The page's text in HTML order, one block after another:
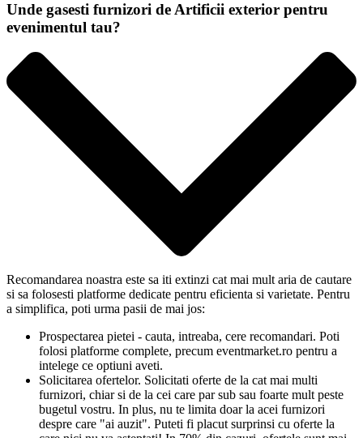
Unde gasesti furnizori de Artificii exterior pentru
evenimentul tau?
Recomandarea noastra este sa iti extinzi cat mai mult aria de cautare
si sa folosesti platforme dedicate pentru eficienta si varietate. Pentru
a simplifica, poti urma pasii de mai jos:
Prospectarea pietei - cauta, intreaba, cere recomandari. Poti
folosi platforme complete, precum eventmarket.ro pentru a
intelege ce optiuni aveti.
Solicitarea ofertelor. Solicitati oferte de la cat mai multi
furnizori, chiar si de la cei care par sub sau foarte mult peste
bugetul vostru. In plus, nu te limita doar la acei furnizori
despre care "ai auzit". Puteti fi placut surprinsi cu oferte la